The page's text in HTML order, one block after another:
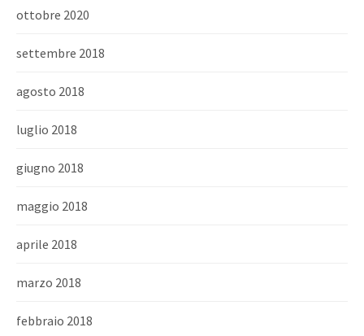
ottobre 2020
settembre 2018
agosto 2018
luglio 2018
giugno 2018
maggio 2018
aprile 2018
marzo 2018
febbraio 2018